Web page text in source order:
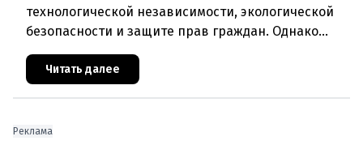
технологической независимости, экологической
безопасности и защите прав граждан. Однако
последние события в Австрии и решение
Брюсселя показывают: реальная п
Читать далее
Реклама